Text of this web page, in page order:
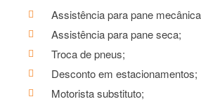
Assistência para pane
Assistência para pane seca;
Troca de pneus;
Desconto em estacionamentos;
Motorista substituto;